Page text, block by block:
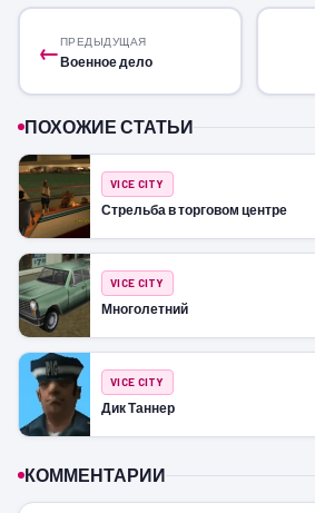
←ПРЕДЫДУЩАЯ
Военное дело
ПОХОЖИЕ СТАТЬИ
VICE CITY
Стрельба в торговом центре
VICE CITY
Многолетний
VICE CITY
Дик Таннер
КОММЕНТАРИИ